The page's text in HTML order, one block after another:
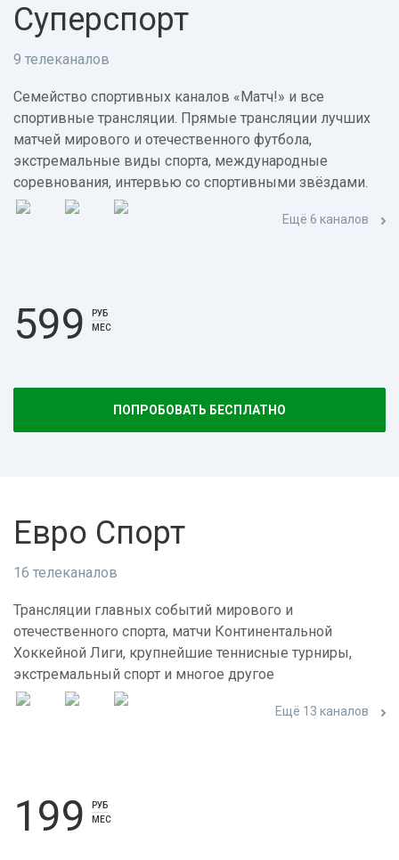
Суперспорт
9 телеканалов
Семейство спортивных каналов «Матч!» и все
спортивные трансляции. Прямые трансляции лучших
матчей мирового и отечественного футбола,
экстремальные виды спорта, международные
соревнования, интервью со спортивными звёздами.
Ещё 6 каналов
599
РУБ
МЕС
ПОПРОБОВАТЬ БЕСПЛАТНО
Евро Спорт
16 телеканалов
Трансляции главных событий мирового и
отечественного спорта, матчи Континентальной
Хоккейной Лиги, крупнейшие теннисные турниры,
экстремальный спорт и многое другое
Ещё 13 каналов
199
РУБ
МЕС